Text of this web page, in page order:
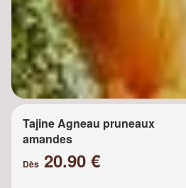
Tajine Agneau pruneaux
amandes
Dès 20.90 €